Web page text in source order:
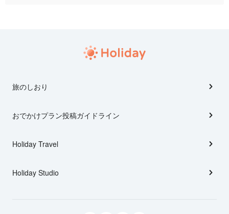
旅のしおり
おでかけプラン投稿ガイドライン
Holiday Travel
Holiday Studio